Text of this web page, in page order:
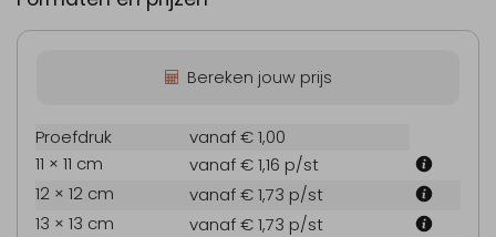
Bereken jouw prijs
Proefdruk
vanaf € 1,00
11 × 11 cm
vanaf € 1,16 p/st
12 × 12 cm
vanaf € 1,73 p/st
13 × 13 cm
vanaf € 1,73 p/st